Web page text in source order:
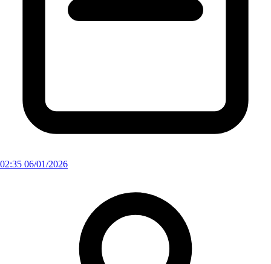
02:35 06/01/2026